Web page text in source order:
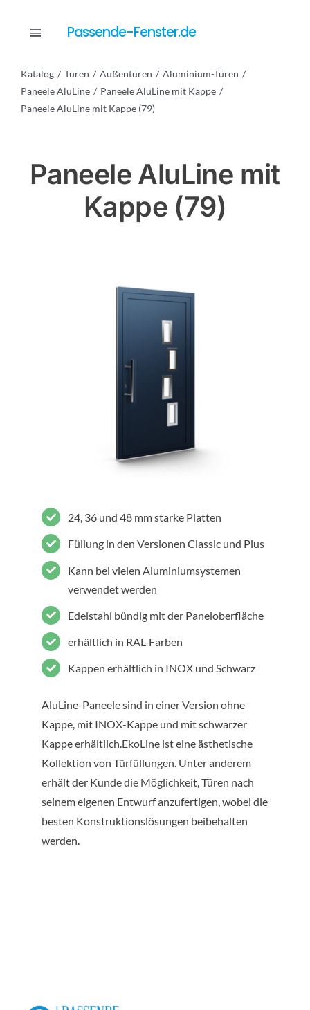
Toggle
Katalog
Anfrage
Passende-Fenster.de
Katalog Türen Außentüren
Aluminium-Türen
Paneele AluLine
Paneele AluLine mit Kappe
Paneele AluLine mit Kappe (79)
Paneele AluLine mit
Kappe (79)
24, 36 und 48 mm starke Platten
Füllung in den Versionen Classic und Plus
Kann bei vielen Aluminiumsystemen
verwendet werden
Edelstahl bündig mit der Paneloberfläche
erhältlich in RAL-Farben
Kappen erhältlich in INOX und Schwarz
AluLine-Paneele sind in einer Version ohne
Kappe, mit INOX-Kappe und mit schwarzer
Kappe erhältlich.EkoLine ist eine ästhetische
Kollektion von Türfüllungen. Unter anderem
erhält der Kunde die Möglichkeit, Türen nach
seinem eigenen Entwurf anzufertigen, wobei die
besten Konstruktionslösungen beibehalten
werden.